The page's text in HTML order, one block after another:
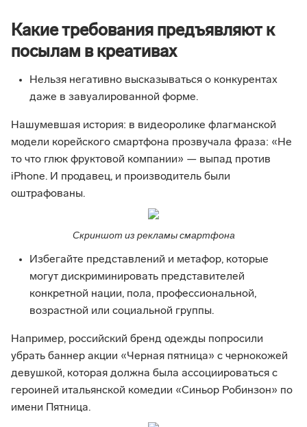
Какие требования предъявляют к
посылам в креативах
Нельзя негативно высказываться о конкурентах
даже в завуалированной форме.
Нашумевшая история: в видеоролике флагманской
модели корейского смартфона прозвучала фраза: «Не
то что глюк фруктовой компании» — выпад против
iPhone. И продавец, и производитель были
оштрафованы.
Скриншот из рекламы смартфона
Избегайте представлений и метафор, которые
могут дискриминировать представителей
конкретной нации, пола, профессиональной,
возрастной или социальной группы.
Например, российский бренд одежды попросили
убрать баннер акции «Черная пятница» с чернокожей
девушкой, которая должна была ассоциироваться с
героиней итальянской комедии «Синьор Робинзон» по
имени Пятница.